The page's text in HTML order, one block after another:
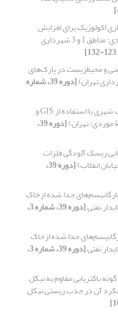
اکولوژیک برای افزایش
تاب‌آوری محیط زیست شهری (نمونة موردی: مناطق 1 و 3 شهرداری
و محیط‌زیست در پارک‌های
[دوره 39، شماره
پهنه‌بندی خطر سیلاب شهری با استفاده از GIS و
موردی: تهران) [دوره 39،
ریسک آلودگی فلزات
انقلاب) [دوره 39،
جدا شده ازخاک
نفتی [دوره 39، شماره 3،
جدا شده ازخاک
نفتی [دوره 39، شماره 3،
باکتریایی مقاوم به نیکل
آن در جذب زیستی نیکل